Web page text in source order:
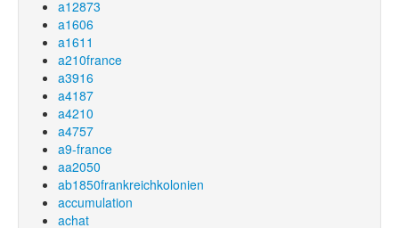
a12873
a1606
a1611
a210france
a3916
a4187
a4210
a4757
a9-france
aa2050
ab1850frankreichkolonien
accumulation
achat